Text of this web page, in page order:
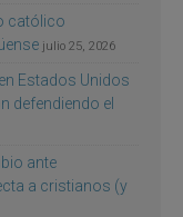
católico
julio 25, 2026
Estados Unidos
defendiendo el
ante
a cristianos (y